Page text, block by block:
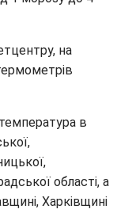
на
в
областi, а
Харківщині